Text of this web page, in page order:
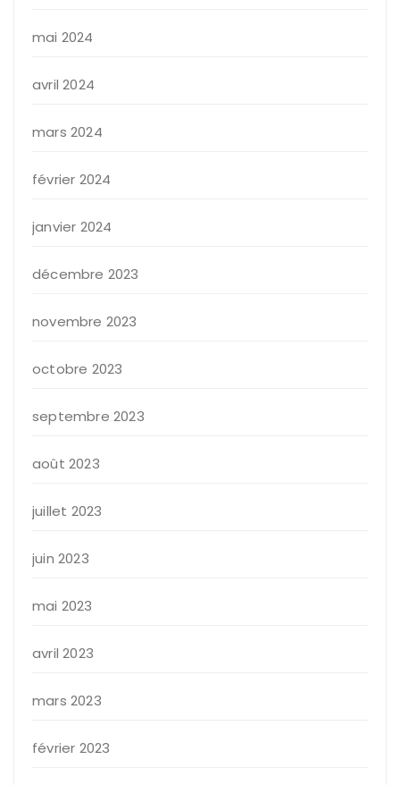
mai 2024
avril 2024
mars 2024
février 2024
janvier 2024
décembre 2023
novembre 2023
octobre 2023
septembre 2023
août 2023
juillet 2023
juin 2023
mai 2023
avril 2023
mars 2023
février 2023